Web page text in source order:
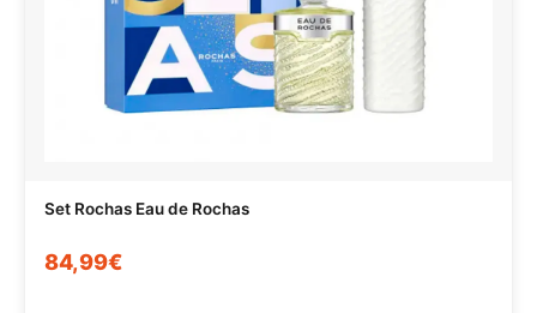
Set Rochas Eau de Rochas
84,99€